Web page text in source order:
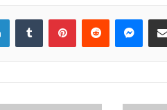
LinkedInTumblr PinterestReddit